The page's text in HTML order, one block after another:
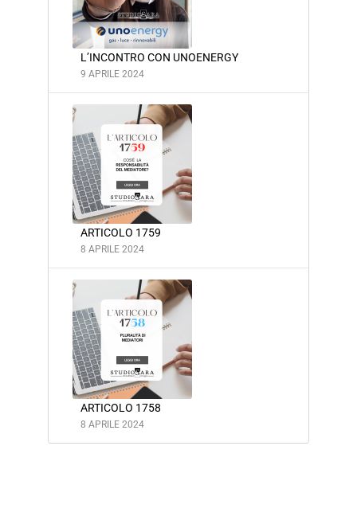
L’INCONTRO CON UNOENERGY
9 APRILE 2024
ARTICOLO 1759
8 APRILE 2024
ARTICOLO 1758
8 APRILE 2024